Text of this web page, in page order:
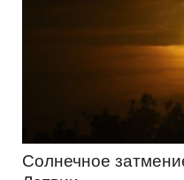
Солнечное